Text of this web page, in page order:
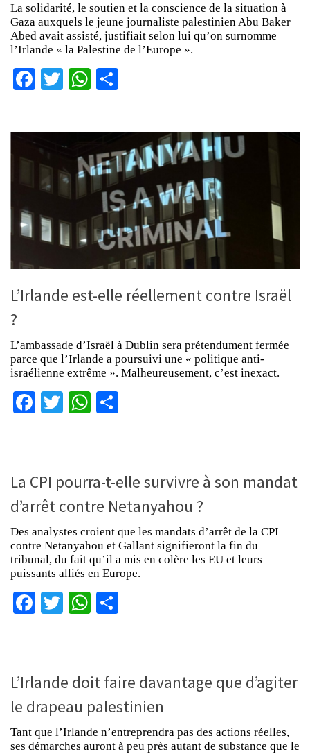
La solidarité, le soutien et la conscience de la situation à
Gaza auxquels le jeune journaliste palestinien Abu Baker
Abed avait assisté, justifiait selon lui qu’on surnomme
l’Irlande « la Palestine de l’Europe ».
Facebook
TwitterWhatsApp
L’Irlande est-elle réellement contre Israël
?
L’ambassade d’Israël à Dublin sera prétendument fermée
parce que l’Irlande a poursuivi une « politique anti-
israélienne extrême ». Malheureusement, c’est inexact.
Facebook
TwitterWhatsApp
La CPI pourra-t-elle survivre à son mandat
d’arrêt contre Netanyahou ?
Des analystes croient que les mandats d’arrêt de la CPI
contre Netanyahou et Gallant signifieront la fin du
tribunal, du fait qu’il a mis en colère les EU et leurs
puissants alliés en Europe.
Facebook
TwitterWhatsApp
L’Irlande doit faire davantage que d’agiter
le drapeau palestinien
Tant que l’Irlande n’entreprendra pas des actions réelles,
ses démarches auront à peu près autant de substance que le